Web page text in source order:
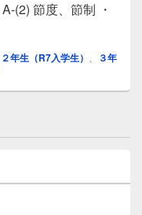
(2) 節度、節制 ・
日）
２年生（R7入学生）
３年